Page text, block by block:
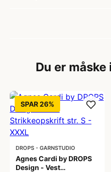
Du er
SPAR 26%
DROPS - GARNSTUDIO
Agnes Cardi by DROPS
Design - Vest